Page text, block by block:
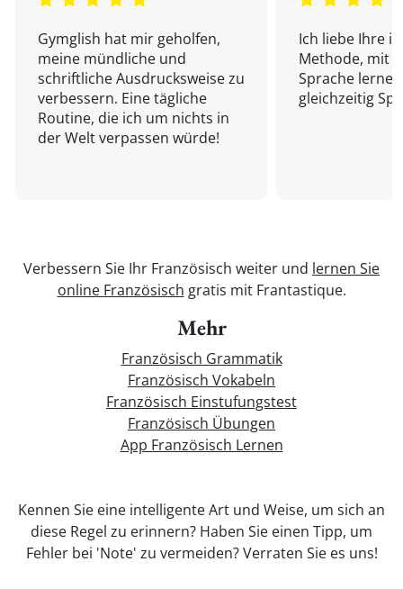
Gymglish hat mir geholfen,
meine mündliche und
schriftliche Ausdrucksweise zu
verbessern. Eine tägliche
Routine, die ich um nichts in
der Welt verpassen würde!
Ich liebe Ihre
Methode, mit
Sprache
gleichzeitig
Verbessern Sie Ihr Französisch weiter und lernen Sie
online Französisch gratis mit Frantastique.
Mehr
Französisch Grammatik
Französisch Vokabeln
Französisch Einstufungstest
Französisch Übungen
App Französisch Lernen
Kennen Sie eine intelligente Art und Weise, um sich an
diese Regel zu erinnern? Haben Sie einen Tipp, um
Fehler bei 'Note' zu vermeiden? Verraten Sie es uns!